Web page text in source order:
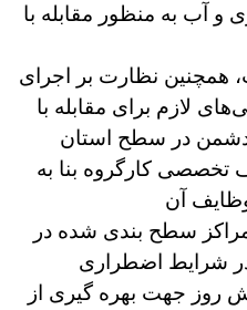
و آب به منظور مقابله با
همچنین نظارت بر اجرای
لازم برای مقابله با
دشمن در سطح استان
تخصصی کارگروه بنا به
آن
مراکز سطح بندی شده در
شرایط اضطراری
روز جهت بهره گیری از